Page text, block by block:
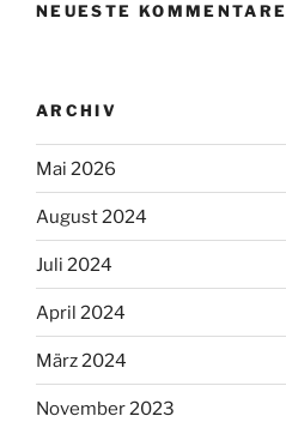
NEUESTE KOMMENTARE
ARCHIV
Mai 2026
August 2024
Juli 2024
April 2024
März 2024
November 2023